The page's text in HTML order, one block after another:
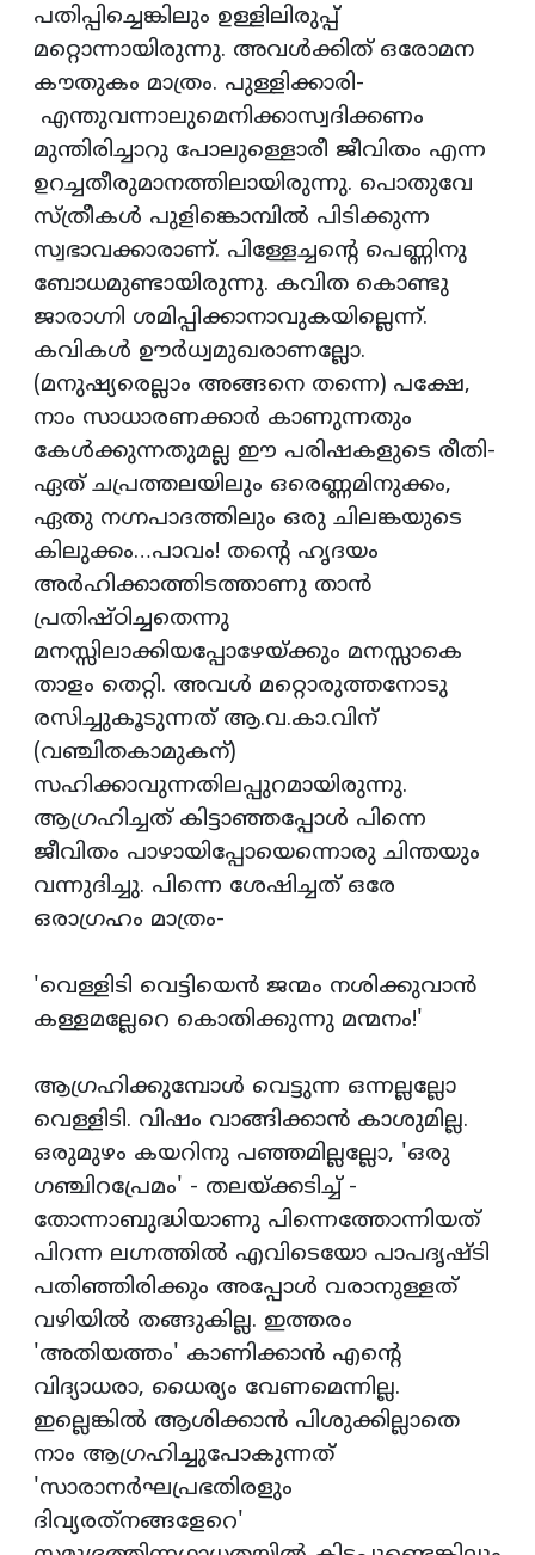
പതിപ്പിച്ചെങ്കിലും ഉള്ളിലിരുപ്പ്
മറ്റൊന്നായിരുന്നു. അവള്‍ക്കിത് ഒരോമന
കൗതുകം മാത്രം. പുള്ളിക്കാരി-
എന്തുവന്നാലുമെനിക്കാസ്വദിക്കണം
മുന്തിരിച്ചാറു പോലുള്ളൊരീ ജീവിതം എന്ന
ഉറച്ചതീരുമാനത്തിലായിരുന്നു. പൊതുവേ
സ്ത്രീകള്‍ പുളിങ്കൊമ്പില്‍ പിടിക്കുന്ന
സ്വഭാവക്കാരാണ്. പിള്ളേച്ചന്റെ പെണ്ണിനു
ബോധമുണ്ടായിരുന്നു. കവിത കൊണ്ടു
ജാരാഗ്നി ശമിപ്പിക്കാനാവുകയില്ലെന്ന്.
കവികള്‍ ഊര്‍ധ്വമുഖരാണല്ലോ.
(മനുഷ്യരെല്ലാം അങ്ങനെ തന്നെ) പക്ഷേ,
നാം സാധാരണക്കാര്‍ കാണുന്നതും
കേള്‍ക്കുന്നതുമല്ല ഈ പരിഷകളുടെ രീതി-
ഏത് ചപ്രത്തലയിലും ഒരെണ്ണമിനുക്കം,
ഏതു നഗ്നപാദത്തിലും ഒരു ചിലങ്കയുടെ
കിലുക്കം…പാവം! തന്റെ ഹൃദയം
അര്‍ഹിക്കാത്തിടത്താണു താന്‍
പ്രതിഷ്ഠിച്ചതെന്നു
മനസ്സിലാക്കിയപ്പോഴേയ്ക്കും മനസ്സാകെ
താളം തെറ്റി. അവള്‍ മറ്റൊരുത്തനോടു
രസിച്ചുകൂടുന്നത് ആ.വ.കാ.വിന്
(വഞ്ചിതകാമുകന്)
സഹിക്കാവുന്നതിലപ്പുറമായിരുന്നു.
ആഗ്രഹിച്ചത് കിട്ടാഞ്ഞപ്പോള്‍ പിന്നെ
ജീവിതം പാഴായിപ്പോയെന്നൊരു ചിന്തയും
വന്നുദിച്ചു. പിന്നെ ശേഷിച്ചത് ഒരേ
ഒരാഗ്രഹം മാത്രം-
'വെള്ളിടി വെട്ടിയെന്‍ ജന്മം നശിക്കുവാന്‍
കള്ളമല്ലേറെ കൊതിക്കുന്നു മന്മനം!'
ആഗ്രഹിക്കുമ്പോള്‍ വെട്ടുന്ന ഒന്നല്ലല്ലോ
വെള്ളിടി. വിഷം വാങ്ങിക്കാന്‍ കാശുമില്ല.
ഒരുമുഴം കയറിനു പഞ്ഞമില്ലല്ലോ, 'ഒരു
ഗഞ്ചിറപ്രേമം' - തലയ്ക്കടിച്ച് -
തോന്നാബുദ്ധിയാണു പിന്നെത്തോന്നിയത്
പിറന്ന ലഗ്നത്തില്‍ എവിടെയോ പാപദൃഷ്ടി
പതിഞ്ഞിരിക്കും അപ്പോള്‍ വരാനുള്ളത്
വഴിയില്‍ തങ്ങുകില്ല. ഇത്തരം
'അതിയത്തം' കാണിക്കാന്‍ എന്റെ
വിദ്യാധരാ, ധൈര്യം വേണമെന്നില്ല.
ഇല്ലെങ്കില്‍ ആശിക്കാന്‍ പിശുക്കില്ലാതെ
നാം ആഗ്രഹിച്ചുപോകുന്നത്
'സാരാനര്‍ഘപ്രഭതിരളും
ദിവ്യരത്‌നങ്ങളേറെ'